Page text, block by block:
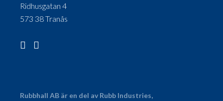
Ridhusgatan 4
573 38 Tranås
Rubbhall AB är en del av Rubb Industries,